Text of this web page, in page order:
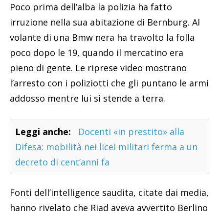
Poco prima dell’alba la polizia ha fatto
irruzione nella sua abitazione di Bernburg. Al
volante di una Bmw nera ha travolto la folla
poco dopo le 19, quando il mercatino era
pieno di gente. Le riprese video mostrano
l’arresto con i poliziotti che gli puntano le armi
addosso mentre lui si stende a terra.
Leggi anche:
Docenti «in prestito» alla
Difesa: mobilità nei licei militari ferma a un
decreto di cent’anni fa
Fonti dell’intelligence saudita, citate dai media,
hanno rivelato che Riad aveva avvertito Berlino